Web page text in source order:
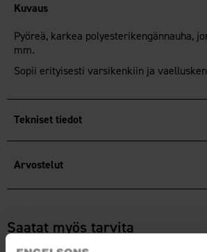
Kuvaus
Pyöreä, karkea polyesterikengännauha,
mm.
Sopii erityisesti varsikenkiin ja
Tekniset tiedot
Arvostelut
Saatat myös tarvita